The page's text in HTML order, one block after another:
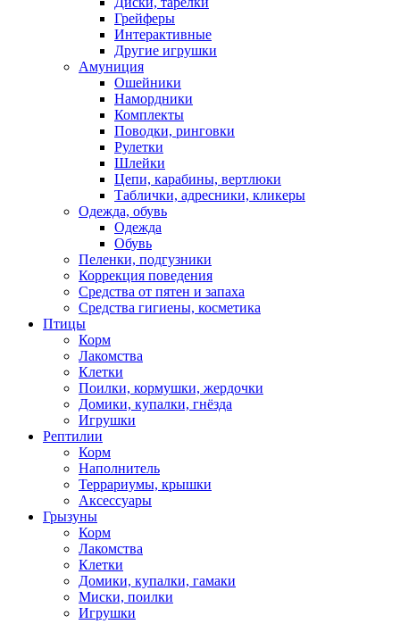
Грейферы
Интерактивные
Другие игрушки
Амуниция
Ошейники
Намордники
Комплекты
Поводки, ринговки
Рулетки
Шлейки
Цепи, карабины, вертлюки
Таблички, адресники, кликеры
Одежда, обувь
Одежда
Обувь
Пеленки, подгузники
Коррекция поведения
Средства от пятен и запаха
Средства гигиены, косметика
Птицы
Корм
Лакомства
Клетки
Поилки, кормушки, жердочки
Домики, купалки, гнёзда
Игрушки
Рептилии
Корм
Наполнитель
Террариумы, крышки
Аксессуары
Грызуны
Корм
Лакомства
Клетки
Домики, купалки, гамаки
Миски, поилки
Игрушки